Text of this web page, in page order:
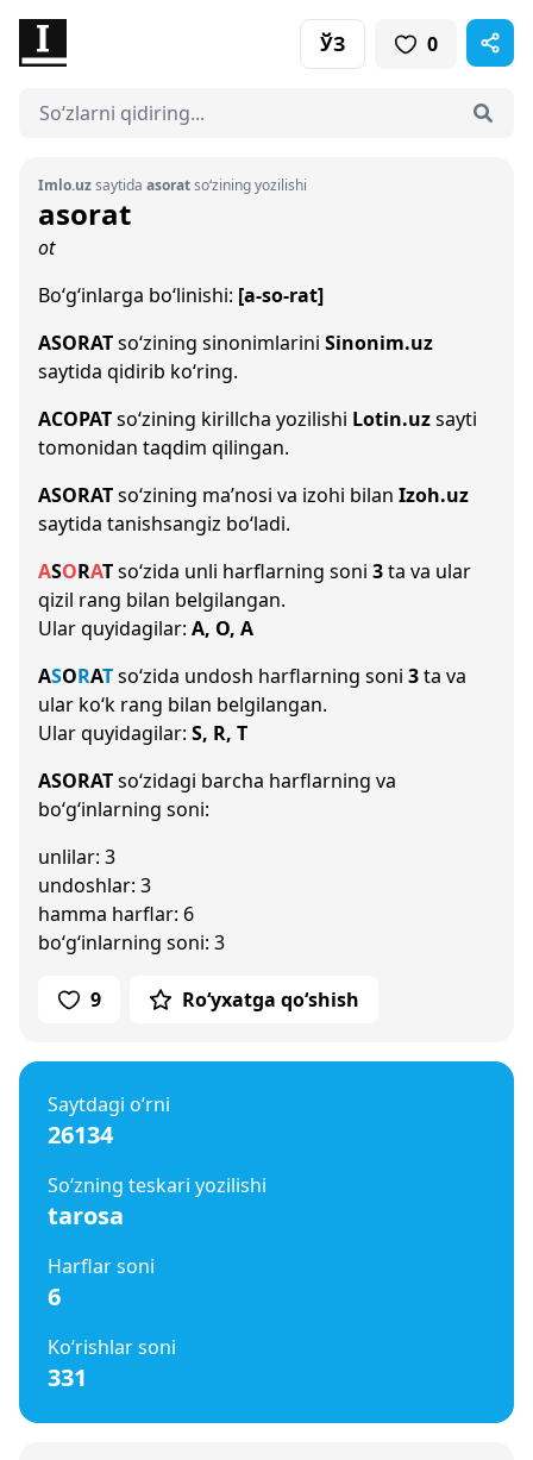
ЎЗ 0
Imlo.uzsaytida asoratso‘zining yozilishi
asorat
ot
Bo‘g‘inlarga bo‘linishi: [a-so-rat]
ASORATso‘zining sinonimlarini Sinonim.uz
saytida qidirib ko‘ring.
АСОРАТso‘zining kirillcha yozilishi Lotin.uzsayti
tomonidan taqdim qilingan.
ASORATso‘zining ma’nosi va izohi bilan Izoh.uz
saytida tanishsangiz bo‘ladi.
ASORATso‘zida unli harflarning soni 3ta va ular
qizil rang bilan belgilangan.
Ular quyidagilar: A, O, A
ASORATso‘zida undosh harflarning soni 3ta va
ular ko‘k rang bilan belgilangan.
Ular quyidagilar: S, R, T
ASORATso‘zidagi barcha harflarning va
bo‘g‘inlarning soni:
unlilar: 3
undoshlar: 3
hamma harflar: 6
bo‘g‘inlarning soni: 3
9 Ro‘yxatga qo‘shish
Saytdagi o‘rni
26134
So‘zning teskari yozilishi
tarosa
Harflar soni
6
Ko‘rishlar soni
331